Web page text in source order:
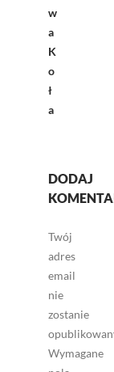
w
a
K
o
ł
a
DODAJ
Twój
adres
email
nie
zostanie
Wymagane